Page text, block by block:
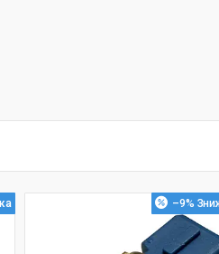
–9%